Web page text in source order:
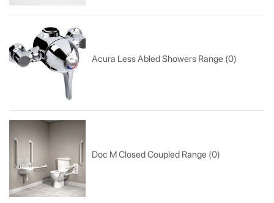
Acura Less Abled Showers Range (0)
Doc M Closed Coupled Range (0)